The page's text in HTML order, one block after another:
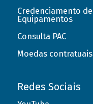
Credenciamento de
Equipamentos
Consulta PAC
Moedas contratuais
Redes Sociais